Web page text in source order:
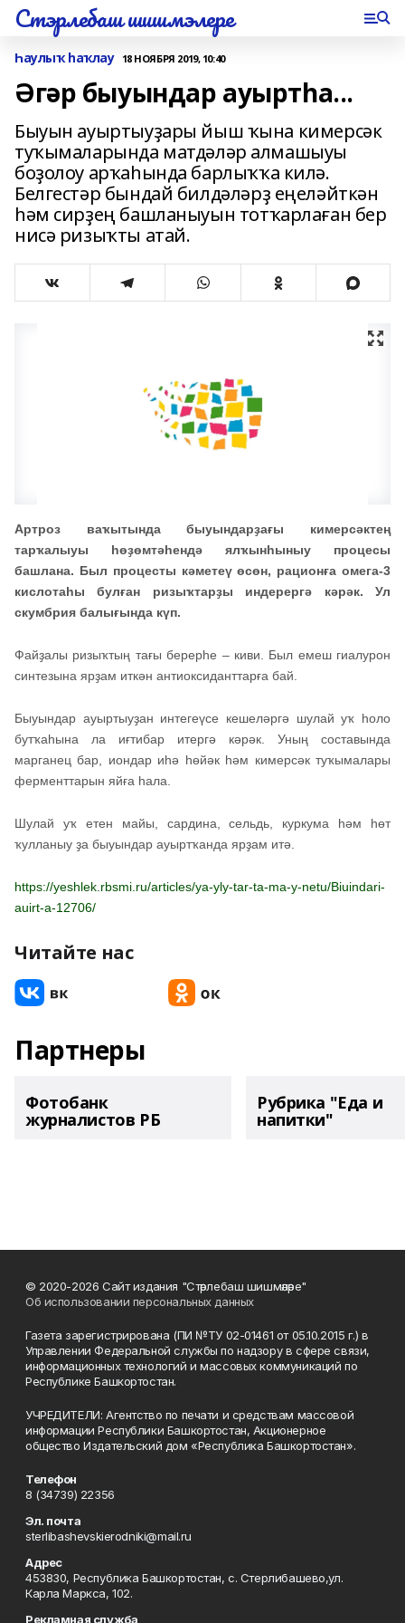
Стэрлебаш шишмэлере
Һаулыҡ һаҡлау 18 НОЯБРЯ 2019, 10:40
Әгәр быуындар ауыртһа...
Быуын ауыртыуҙары йыш ҡына кимерсәк
туҡымаларында матдәләр алмашыуы
боҙолоу арҡаһында барлыҡҡа килә.
Белгестәр бындай билдәләрҙ еңеләйткән
һәм сирҙең башланыуын тотҡарлаған бер
нисә ризыҡты атай.
Артроз ваҡытында быуындарҙағы кимерсәктең
тарҡалыуы һөҙөмтәһендә ялҡынһыныу процесы
башлана. Был процесты кәметеү өсөн, рационға омега-3
кислотаһы булған ризыҡтарҙы индерергә кәрәк. Ул
скумбрия балығында күп.
Файҙалы ризыҡтың тағы берерһе – киви. Был емеш гиалурон
синтезына ярҙам иткән антиоксиданттарға бай.
Быуындар ауыртыуҙан интегеүсе кешеләргә шулай уҡ һоло
бутҡаһына ла иғтибар итергә кәрәк. Уның составында
марганец бар, иондар иһә һөйәк һәм кимерсәк туҡымалары
ферменттарын яйға һала.
Шулай уҡ етен майы, сардина, сельдь, куркума һәм һөт
ҡулланыу ҙа быуындар ауыртҡанда ярҙам итә.
https://yeshlek.rbsmi.ru/articles/ya-yly-tar-ta-ma-y-netu/Biuindari-
auirt-a-12706/
Читайте нас
Партнеры
Фотобанк
журналистов РБ
Рубрика "Еда и
напитки"
© 2020-2026 Сайт издания "Стәрлебаш шишмәләре"
Об использовании персональных данных
Газета зарегистрирована (ПИ №ТУ 02-01461 от 05.10.2015 г.) в
Управлении Федеральной службы по надзору в сфере связи,
информационных технологий и массовых коммуникаций по
Республике Башкортостан.
УЧРЕДИТЕЛИ: Агентство по печати и средствам массовой
информации Республики Башкортостан, Акционерное
общество Издательский дом «Республика Башкортостан».
Телефон
8 (34739) 22356
Эл. почта
sterlibashevskierodniki@mail.ru
Адрес
453830, Республика Башкортостан, c. Стерлибашево,ул.
Карла Маркса, 102.
Рекламная служба